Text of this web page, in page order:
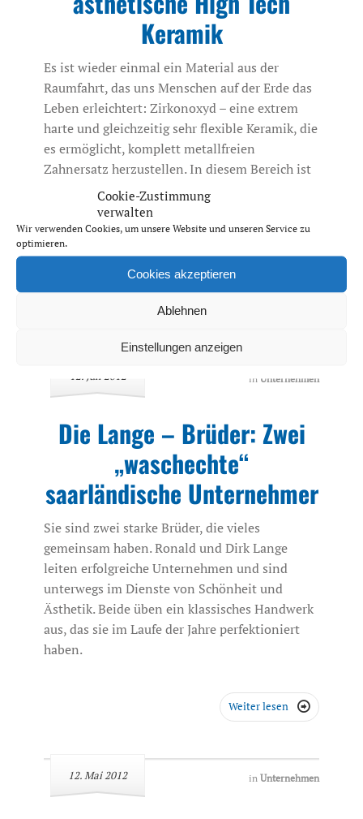
Cookie-Zustimmung
verwalten
Wir verwenden Cookies, um unsere Website und unseren Service zu
optimieren.
Cookies akzeptieren
Ablehnen
Einstellungen anzeigen
Keramik
Es ist wieder einmal ein Material aus der
Raumfahrt, das uns Menschen auf der Erde das
Leben erleichtert: Zirkonoxyd – eine extrem
harte und gleichzeitig sehr flexible Keramik, die
es ermöglicht, komplett metallfreien
Zahnersatz herzustellen. In diesem Bereich ist
das Labor Dentale Technik Ronald Lange in
Bous eines der führenden Labore in
Südwestdeutschland, ebenso wie in allen
anderen Bereichen der Zahntechnik.
12. Juli 2012 in Unternehmen
Die Lange – Brüder: Zwei
„waschechte“
saarländische Unternehmer
Sie sind zwei starke Brüder, die vieles
gemeinsam haben. Ronald und Dirk Lange
leiten erfolgreiche Unternehmen und sind
unterwegs im Dienste von Schönheit und
Ästhetik. Beide üben ein klassisches Handwerk
aus, das sie im Laufe der Jahre perfektioniert
haben.
Weiter lesen 
12. Mai 2012 in Unternehmen